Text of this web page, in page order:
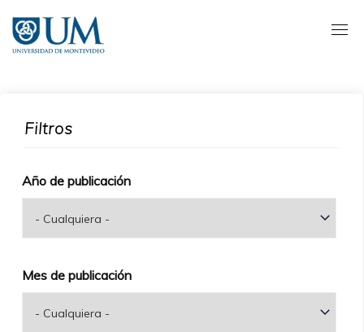
contenido
principal
Filtros
Año de publicación
Mes de publicación